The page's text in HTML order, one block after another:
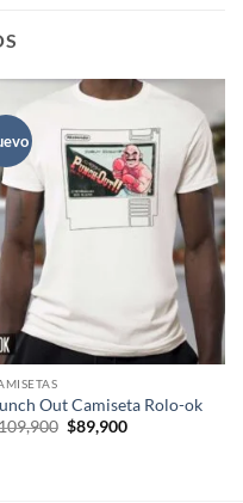
Out Camiseta Rolo-ok
El
precio
$89,900El